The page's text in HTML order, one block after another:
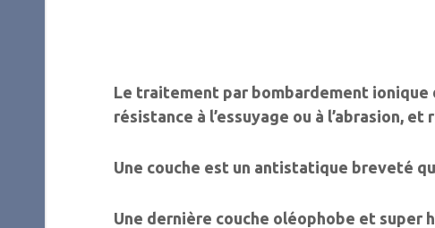
Le traitement par bombardement ionique
résistance à l’essuyage ou à l’abrasion,
Une couche est un antistatique breveté
Une dernière couche oléophobe et